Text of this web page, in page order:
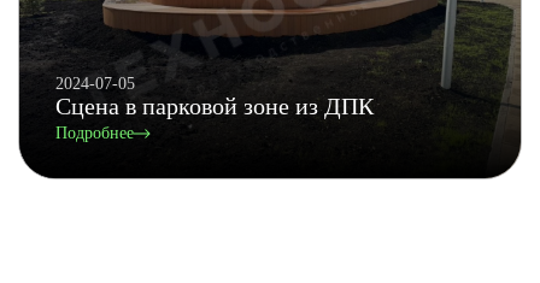
2024-07-05
Сцена в парковой зоне из ДПК
Подробнее